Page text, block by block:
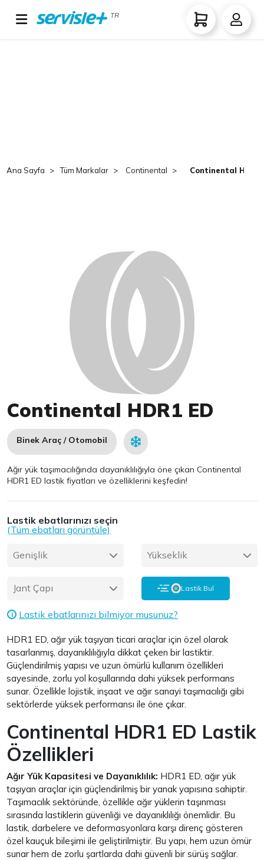
TR
Ana Sayfa Tüm Markalar Continental Continental HDR1
Continental HDR1 ED
Binek Araç / Otomobil
Ağır yük taşımacılığında dayanıklılığıyla öne çıkan Continental
HDR1 ED lastik fiyatları ve özelliklerini keşfedin!
Lastik ebatlarınızı seçin
(Tüm ebatları görüntüle)
Genişlik Yükseklik
Jant Çapı Lastik Bul
i Lastik ebatlarınızı bilmiyor musunuz?
HDR1 ED, ağır yük taşıyan ticari araçlar için özel olarak
tasarlanmış, dayanıklılığıyla dikkat çeken bir lastiktir.
Güçlendirilmiş yapısı ve uzun ömürlü kullanım özellikleri
sayesinde, zorlu yol koşullarında dahi yüksek performans
sunar. Özellikle lojistik, inşaat ve ağır sanayi taşımacılığı gibi
sektörlerde yüksek performansı ile öne çıkar.
Continental HDR1 ED Lastik
Özellikleri
Ağır Yük Kapasitesi ve Dayanıklılık: HDR1 ED, ağır yük
taşıyan araçlar için güçlendirilmiş bir yanak yapısına sahiptir.
Taşımacılık sektöründe, özellikle ağır yüklerin taşınması
sırasında lastiklerin güvenliği ve dayanıklılığı önemlidir. Bu
lastik, darbelere ve deformasyonlara karşı direnç gösteren
özel kauçuk bileşimi ile geliştirilmiştir. Bu yapı, hem uzun ömür
sunar hem de zorlu şartlarda dahi güvenli bir sürüş sağlar.